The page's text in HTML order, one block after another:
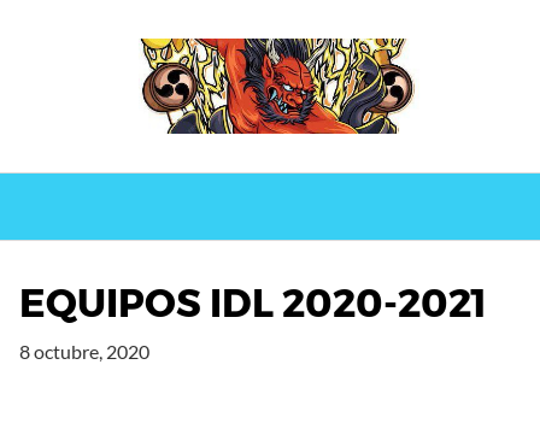
EQUIPOS IDL 2020-2021
8 octubre, 2020